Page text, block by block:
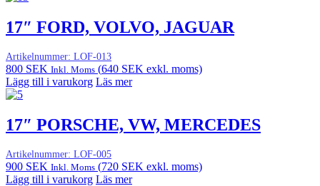
17″ FORD, VOLVO, JAGUAR
Artikelnummer: LOF-013
800 SEK Inkl. Moms (640 SEK exkl. moms)
Lägg till i varukorg Läs mer
17″ PORSCHE, VW, MERCEDES
Artikelnummer: LOF-005
900 SEK Inkl. Moms (720 SEK exkl. moms)
Lägg till i varukorg Läs mer